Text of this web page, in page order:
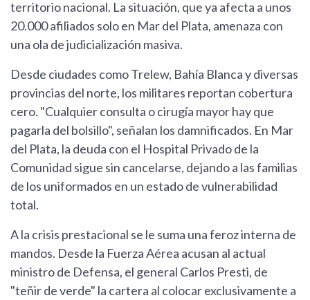
territorio nacional. La situación, que ya afecta a unos
20.000 afiliados solo en Mar del Plata, amenaza con
una ola de judicialización masiva.
Desde ciudades como Trelew, Bahía Blanca y diversas
provincias del norte, los militares reportan cobertura
cero. "Cualquier consulta o cirugía mayor hay que
pagarla del bolsillo", señalan los damnificados. En Mar
del Plata, la deuda con el Hospital Privado de la
Comunidad sigue sin cancelarse, dejando a las familias
de los uniformados en un estado de vulnerabilidad
total.
A la crisis prestacional se le suma una feroz interna de
mandos. Desde la Fuerza Aérea acusan al actual
ministro de Defensa, el general Carlos Presti, de
"teñir de verde" la cartera al colocar exclusivamente a